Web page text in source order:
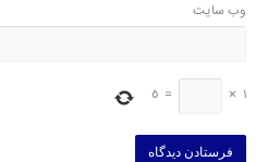
وب‌ سایت
1
×
=
5